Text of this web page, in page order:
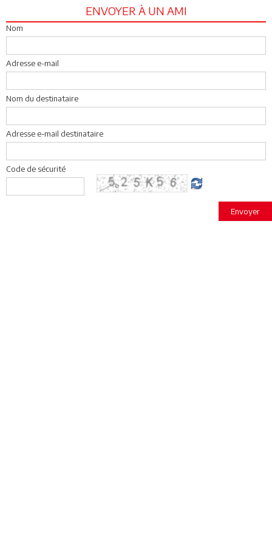
ENVOYER À UN AMI
Nom
Adresse e-mail
Nom du destinataire
Adresse e-mail destinataire
Code de sécurité
Envoyer